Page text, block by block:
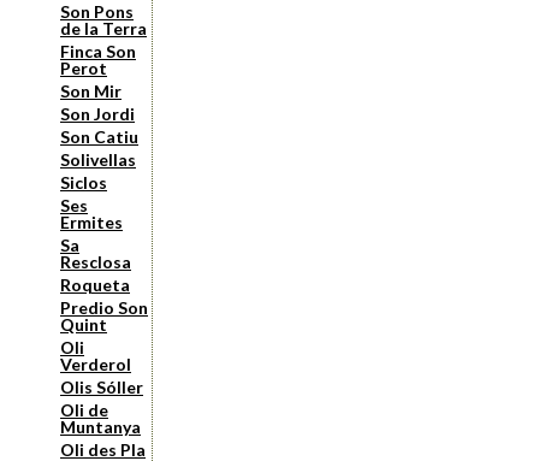
Son Pons
de la Terra
Finca Son
Perot
Son Mir
Son Jordi
Son Catiu
Solivellas
Siclos
Ses
Ermites
Sa
Resclosa
Roqueta
Predio Son
Quint
Oli
Verderol
Olis Sóller
Oli de
Muntanya
Oli des Pla